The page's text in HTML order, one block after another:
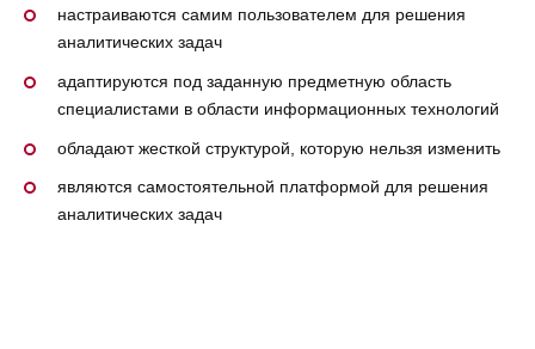
настраиваются самим пользователем для решения
аналитических задач
адаптируются под заданную предметную область
специалистами в области информационных технологий
обладают жесткой структурой, которую нельзя изменить
являются самостоятельной платформой для решения
аналитических задач